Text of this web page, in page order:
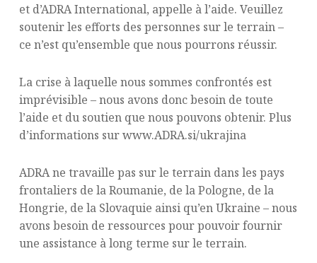
et d’ADRA International, appelle à l’aide. Veuillez
soutenir les efforts des personnes sur le terrain –
ce n’est qu’ensemble que nous pourrons réussir.
La crise à laquelle nous sommes confrontés est
imprévisible – nous avons donc besoin de toute
l’aide et du soutien que nous pouvons obtenir. Plus
d’informations sur www.ADRA.si/ukrajina
ADRA ne travaille pas sur le terrain dans les pays
frontaliers de la Roumanie, de la Pologne, de la
Hongrie, de la Slovaquie ainsi qu’en Ukraine – nous
avons besoin de ressources pour pouvoir fournir
une assistance à long terme sur le terrain.